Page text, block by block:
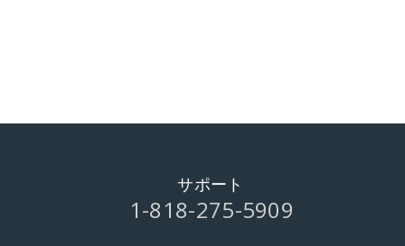
サポート
1-818-275-5909